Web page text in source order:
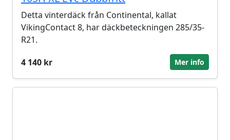
Detta vinterdäck från Continental, kallat
VikingContact 8, har däckbeteckningen 285/35-
R21.
4 140 kr
Mer info